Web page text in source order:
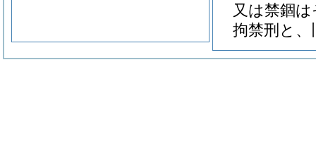
又は禁錮
拘禁刑と